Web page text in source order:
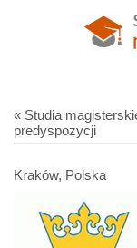
« Studia
predyspozycji
Kraków, Polska